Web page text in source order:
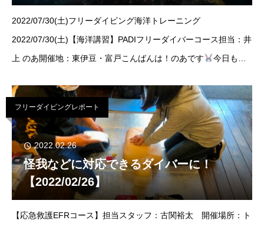
2022/07/30(土)フリーダイビング海洋トレーニング
2022/07/30(土)【海洋講習】PADIフリーダイバーコース担当：井
上 のあ開催地：東伊豆・富戸こんばんは！のあです
今日もと
に行きたくな
フリーダイビングレポート
2022.02.26
怪我などに対応できるダイバーに！
【2022/02/26】
【応急救護EFRコース】担当スタッフ：古関裕太 開催場所：ト